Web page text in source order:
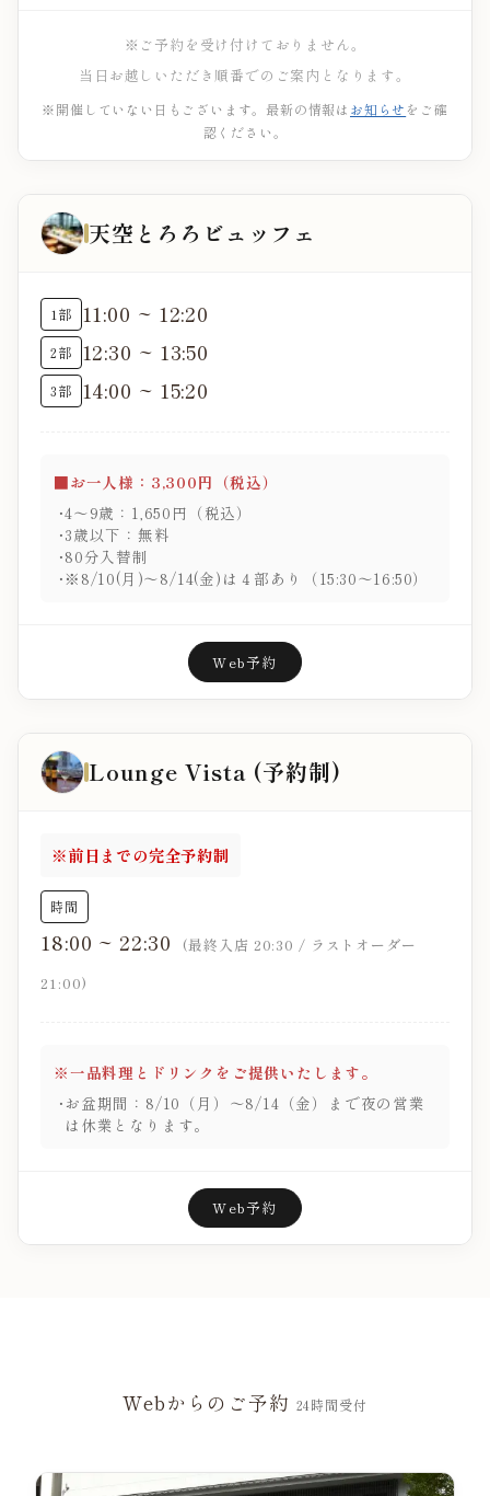
※ご予約を受け付けておりません。
当日お越しいただき順番でのご案内となります。
※開催していない日もございます。最新の情報は お知らせ をご確
認ください。
天空とろろビュッフェ
1部 11:00 ~ 12:20
2部 12:30 ~ 13:50
3部 14:00 ~ 15:20
■お一人様：3,300円（税込）
4～9歳：1,650円（税込）
3歳以下：無料
80分入替制
※8/10(月)～8/14(金)は４部あり（15:30～16:50）
Web予約
Lounge Vista (予約制)
※前日までの完全予約制
時間
18:00 ~ 22:30
(最終入店 20:30 / ラストオーダー
21:00)
※一品料理とドリンクをご提供いたします。
お盆期間：8/10（月）～8/14（金）まで夜の営業
は休業となります。
Web予約
Webからのご予約 24時間受付